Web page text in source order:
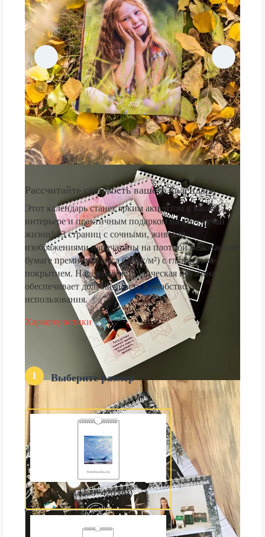
Рассчитайте стоимость вашего календаря
Этот календарь станет ярким акцентом в вашем
интерьере и практичным подарком на все случаи
жизни! 13 страниц с сочными, живыми
изображениями напечатаны на плотной мелованной
бумаге премиум-класса (250 г/м²) с глянцевым
покрытием. Надёжная металлическая пружина
обеспечивает долговечность и удобство
использования.
Характеристики
1 Выберите размер
А3 (300×420 мм)